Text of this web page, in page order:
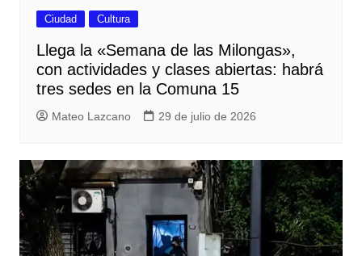
Ciudad Cultura
Llega la «Semana de las Milongas»,
con actividades y clases abiertas: habrá
tres sedes en la Comuna 15
Mateo Lazcano 29 de julio de 2026